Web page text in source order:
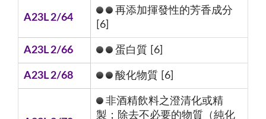
A23L 2/64
再添加揮發性的芳香成分
[6]
A23L 2/66 蛋白質 [6]
A23L 2/68 酸化物質 [6]
非酒精飲料之澄清化或精
製；除去不必要的物質（純化